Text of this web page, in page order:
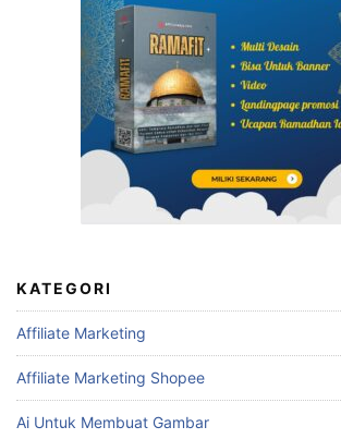
KATEGORI
Affiliate Marketing
Affiliate Marketing Shopee
Ai Untuk Membuat Gambar